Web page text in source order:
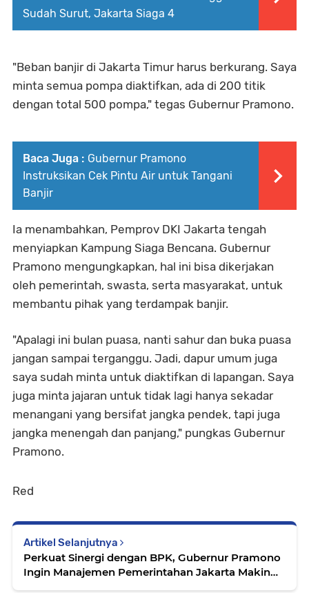
Sudah Surut, Jakarta Siaga 4
"Beban banjir di Jakarta Timur harus berkurang. Saya
minta semua pompa diaktifkan, ada di 200 titik
dengan total 500 pompa," tegas Gubernur Pramono.
Baca Juga : Gubernur Pramono
Instruksikan Cek Pintu Air untuk Tangani
Banjir
Ia menambahkan, Pemprov DKI Jakarta tengah
menyiapkan Kampung Siaga Bencana. Gubernur
Pramono mengungkapkan, hal ini bisa dikerjakan
oleh pemerintah, swasta, serta masyarakat, untuk
membantu pihak yang terdampak banjir.
"Apalagi ini bulan puasa, nanti sahur dan buka puasa
jangan sampai terganggu. Jadi, dapur umum juga
saya sudah minta untuk diaktifkan di lapangan. Saya
juga minta jajaran untuk tidak lagi hanya sekadar
menangani yang bersifat jangka pendek, tapi juga
jangka menengah dan panjang," pungkas Gubernur
Pramono.
Red
Artikel Selanjutnya
Perkuat Sinergi dengan BPK, Gubernur Pramono
Ingin Manajemen Pemerintahan Jakarta Makin